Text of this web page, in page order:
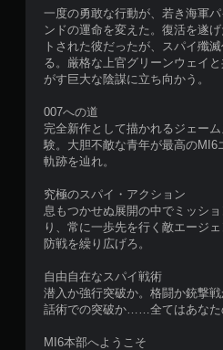
て
も
ゲ
ー
ム
レ
イ
で
ま
す
。
一度の勇敢な行動が、若き海軍
ンドの運命を変えた。復活を遂
トされた彼だったが、スパイ殲
る。厳格な上官グリーンウェイ
がす巨大な陰謀に立ち向かう。
007への道
完全新作として描かれるジェー
験。大胆不敵な青年が最高のMI6
軌跡を辿れ。
究極のスパイ・アクション
息もつかせぬ展開の中でミッシ
り、常に一歩先を行く敵エージ
防戦を繰り広げろ。
自由自在なスパイ戦術
潜入か強行突破か。格闘か銃撃
話術での突破か……全てはあなた
MI6本部へようこそ